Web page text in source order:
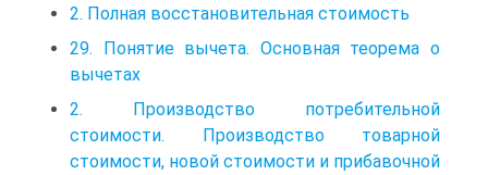
2. Полная восстановительная стоимость
29. Понятие вычета. Основная теорема о
вычетах
2. Производство потребительной
стоимости. Производство товарной
стоимости, новой стоимости и прибавочной